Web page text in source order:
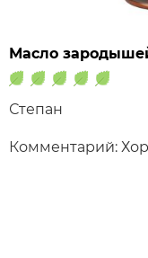
Масло
Степан
Комментарий: